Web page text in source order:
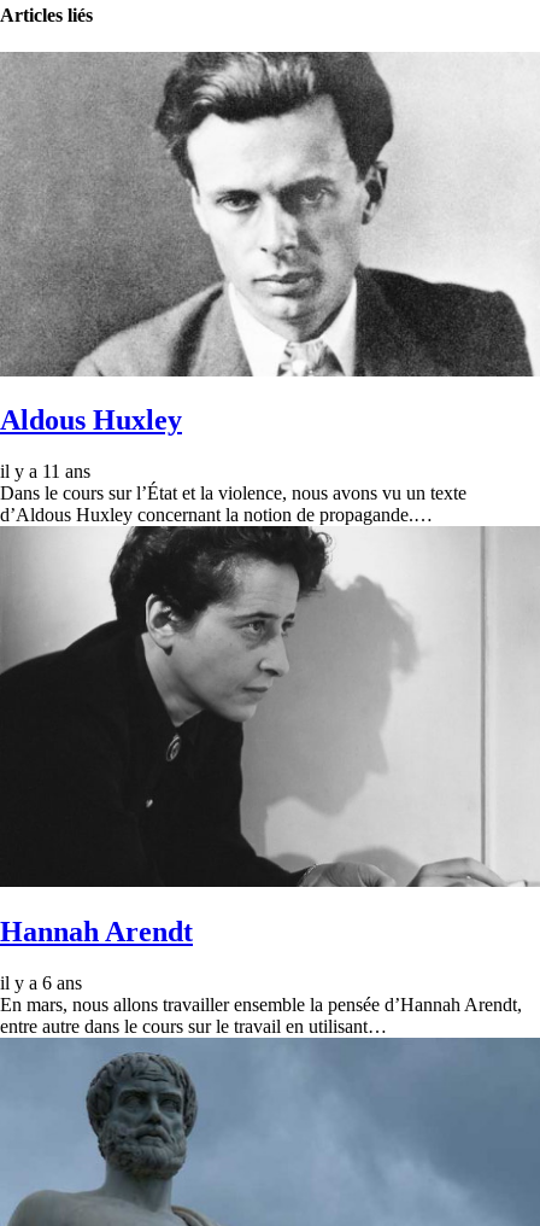
Articles liés
Aldous Huxley
il y a 11 ans
Dans le cours sur l’État et la violence, nous avons vu un texte
d’Aldous Huxley concernant la notion de propagande.…
Hannah Arendt
il y a 6 ans
En mars, nous allons travailler ensemble la pensée d’Hannah Arendt,
entre autre dans le cours sur le travail en utilisant…